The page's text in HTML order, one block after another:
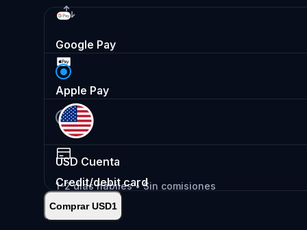
Google Pay
Apple Pay
USD Cuenta
1-2 días hábiles • Sin comisiones
Depositar
Credit/debit card
Instantáneo•
Comprar USD1